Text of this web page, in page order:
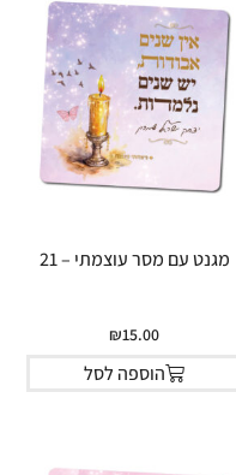
מגנט עם מסר עוצמתי – 21
₪15.00
הוספה לסל